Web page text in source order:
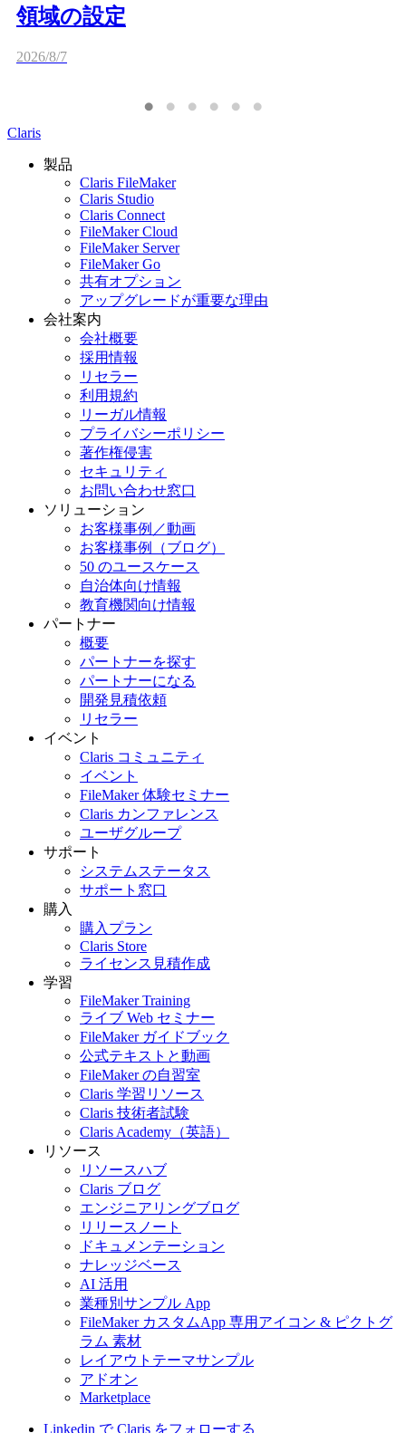
領域の設定
2026/8/7
Claris
製品
Claris FileMaker
Claris Studio
Claris Connect
FileMaker Cloud
FileMaker Server
FileMaker Go
共有オプション
アップグレードが重要な理由
会社案内
会社概要
採用情報
リセラー
利用規約
リーガル情報
プライバシーポリシー
著作権侵害
セキュリティ
お問い合わせ窓口
ソリューション
お客様事例／動画
お客様事例（ブログ）
50 のユースケース
自治体向け情報
教育機関向け情報
パートナー
概要
パートナーを探す
パートナーになる
開発見積依頼
リセラー
イベント
Claris コミュニティ
イベント
FileMaker 体験セミナー
Claris カンファレンス
ユーザグループ
サポート
システムステータス
サポート窓口
購入
購入プラン
Claris Store
ライセンス見積作成
学習
FileMaker Training
ライブ Web セミナー
FileMaker ガイドブック
公式テキストと動画
FileMaker の自習室
Claris 学習リソース
Claris 技術者試験
Claris Academy（英語）
リソース
リソースハブ
Claris ブログ
エンジニアリングブログ
リリースノート
ドキュメンテーション
ナレッジベース
AI 活用
業種別サンプル App
FileMaker カスタムApp 専用アイコン & ピクトグ
ラム 素材
レイアウトテーマサンプル
アドオン
Marketplace
Linkedin で Claris をフォローする